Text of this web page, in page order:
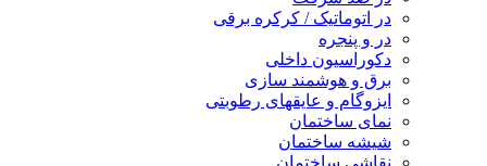
در اتوماتیک / کرکره برقی
در و پنجره
دکوراسیون داخلی
برق و هوشمند سازی
ایزوگام و عایقهای رطوبتی
نمای ساختمان
شیشه ساختمان